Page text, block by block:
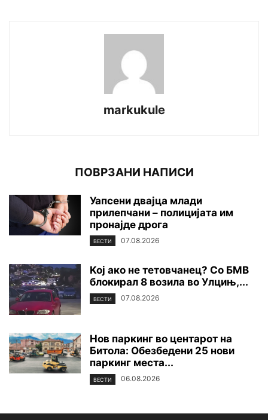
markukule
ПОВРЗАНИ НАПИСИ
Уапсени двајца млади
прилепчани – полицијата им
пронајде дpoга
ВЕСТИ 07.08.2026
Koj ако не тетовчанец? Со БМВ
блокирал 8 возила во Улцињ,...
ВЕСТИ 07.08.2026
Нов паркинг во центарот на
Битола: Обезбедени 25 нови
паркинг места...
ВЕСТИ 06.08.2026